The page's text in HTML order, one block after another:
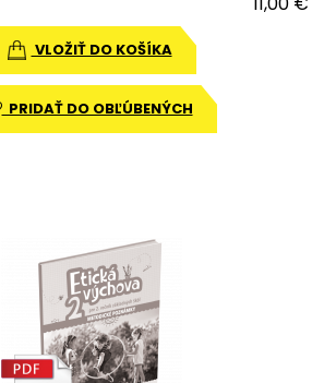
VLOŽIŤ DO KOŠÍKA
PRIDAŤ DO OBĽÚBENÝCH